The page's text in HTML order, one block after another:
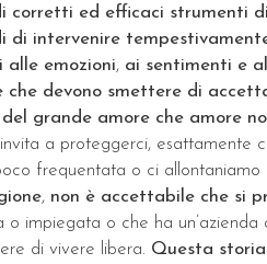
corretti ed efficaci strumenti
di intervenire
alle emozioni, ai sentimenti e
devono smettere di
grande amore che amore
a proteggerci, esattamente
frequentata o ci allontaniamo
, non è accettabile che si
o impiegata o che ha
di vivere libera. Questa